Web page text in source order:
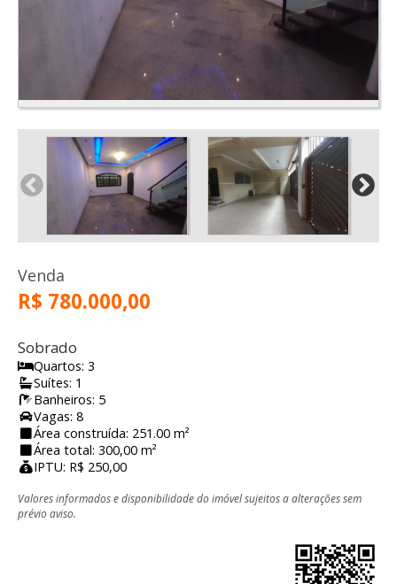
Venda
R$ 780.000,00
Sobrado
Quartos: 3
Suítes: 1
Banheiros: 5
Vagas: 8
Área construída: 251.00 m²
Área total: 300,00 m²
IPTU: R$ 250,00
Valores informados e disponibilidade do imóvel sujeitos a alterações sem
prévio aviso.